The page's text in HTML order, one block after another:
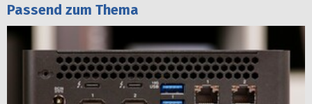
Passend zum Thema